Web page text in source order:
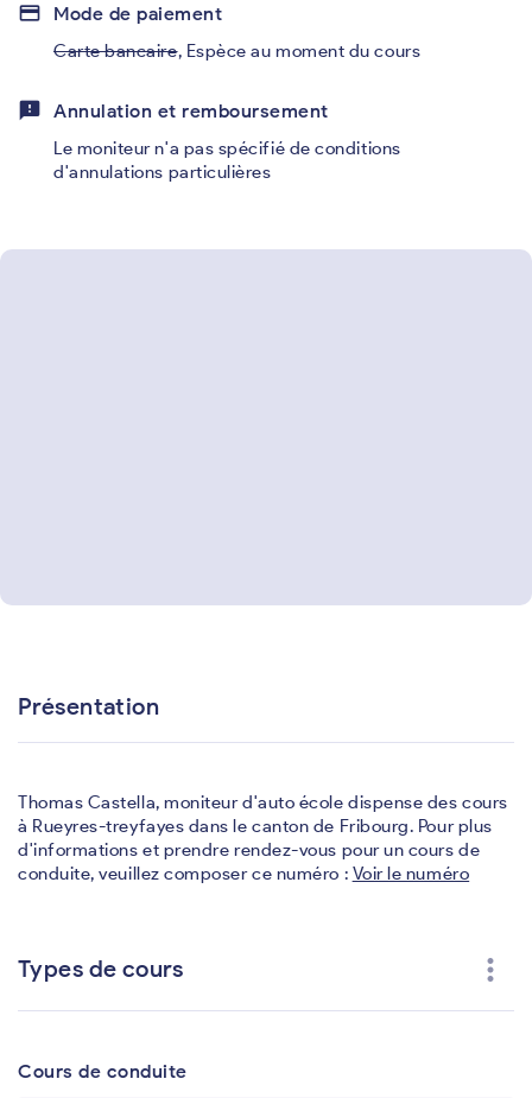
credit_card Mode de paiement
Carte bancaire, Espèce au moment du cours
feedback Annulation et remboursement
Le moniteur n'a pas spécifié de conditions
d'annulations particulières
Présentation
Thomas Castella, moniteur d'auto école dispense des cours
à Rueyres-treyfayes dans le canton de Fribourg. Pour plus
d'informations et prendre rendez-vous pour un cours de
conduite, veuillez composer ce numéro : Voir le numéro
Types de cours more_vert
Cours de conduite